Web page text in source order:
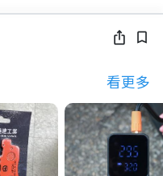
ios_share bookmark_border
看更多